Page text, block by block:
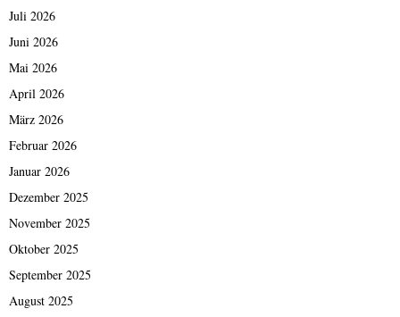
Juli 2026
Juni 2026
Mai 2026
April 2026
März 2026
Februar 2026
Januar 2026
Dezember 2025
November 2025
Oktober 2025
September 2025
August 2025